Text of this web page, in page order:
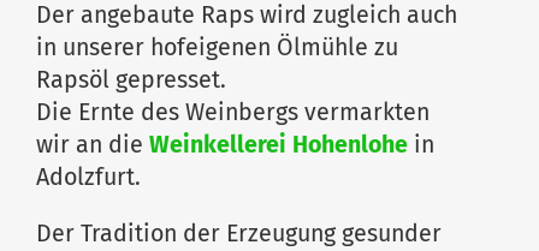
Der angebaute Raps wird zugleich auch
in unserer hofeigenen Ölmühle zu
Rapsöl gepresset.
Die Ernte des Weinbergs vermarkten
wir an die Weinkellerei Hohenlohe in
Adolzfurt.
Der Tradition der Erzeugung gesunder